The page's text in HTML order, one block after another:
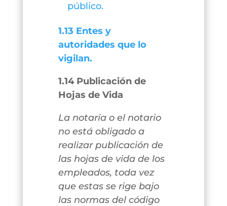
público.
1.13 Entes y
autoridades que lo
vigilan.
1.14 Publicación de
Hojas de Vida
La notaría o el notario
no está obligado a
realizar publicación de
las hojas de vida de los
empleados, toda vez
que estas se rige bajo
las normas del código